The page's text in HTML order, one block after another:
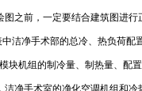
之前，一定要结合建筑图进行
中洁净手术部的总冷、热负荷配
块机组的制冷量、制热量、配置
洁净手术室的净化空调机组和